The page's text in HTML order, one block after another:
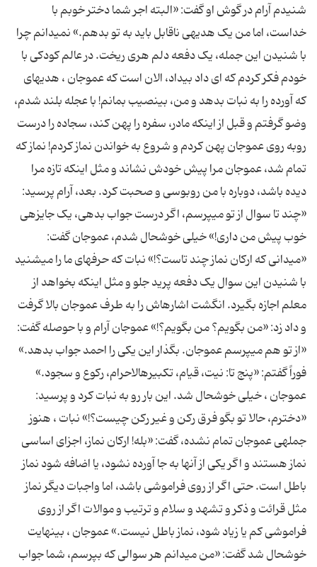
شنیدم آرام در گوش او گفت: «البته اجر شما دختر خوبم با
خداست، اما من یک هدیه‏ی ناقابل باید به تو بدهم.» نمی‏دانم چرا
با شنیدن این جمله، یک دفعه دلم هری ریخت. در عالم کودکی با
خودم فکر کردم که ای داد بیداد، الان است که عموجان ، هدیه‏ای
که آورده را به نبات بدهد و من، بی‏نصیب بمانم! با عجله بلند شدم،
وضو گرفتم و قبل از اینکه مادر، سفره را پهن کند، سجاده را درست
روبه روی عموجان پهن کردم و شروع به خواندن نماز کردم! نماز که
تمام شد، عموجان مرا پیش خودش نشاند و مثل اینکه تازه مرا
دیده باشد، دوباره با من روبوسی و صحبت کرد. بعد، آرام پرسید:
«چند تا سوال از تو می‏پرسم، اگر درست جواب بدهی، یک جایزه‏ی
خوب پیش من داری!» خیلی خوشحال شدم، عموجان گفت:
«می‏دانی که ارکان نماز چند تاست؟!» نبات که حرف‏های ما را می‏شنید
با شنیدن این سوال یک دفعه پرید جلو و مثل اینکه بخواهد از
معلم اجازه بگیرد. انگشت اشاره‏اش را به طرف عموجان بالا گرفت
و داد زد: «من بگویم؟ من بگویم؟!» عموجان آرام و با حوصله گفت:
«از تو هم می‏پرسم عموجان. بگذار این یکی را احمد جواب بدهد.»
فوراً گفتم: «پنج تا: نیت، قیام، تکبیره‏الاحرام، رکوع و سجود.»
عموجان ، خیلی خوشحال شد. این بار رو به نبات کرد و پرسید:
«دخترم، حالا تو بگو فرق رکن و غیر رکن چیست؟!» نبات ، هنوز
جمله‏ی عموجان تمام نشده، گفت: «بله! ارکان نماز، اجزای اساسی
نماز هستند و اگر یکی از آنها به جا آورده نشود، یا اضافه شود نماز
باطل است. حتی اگر از روی فراموشی باشد، اما واجبات دیگر نماز
مثل قرائت و ذکر و تشهد و سلام و ترتیب و موالات اگر از روی
فراموشی کم یا زیاد شود، نماز باطل نیست.» عموجان ، بی‏نهایت
خوشحال شد گفت: «من می‏دانم هر سوالی که بپرسم، شما جواب